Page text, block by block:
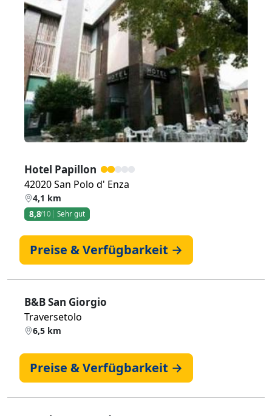
Zurück
Hotel Papillon
42020 San Polo d' Enza
4,1 km
8,8/10 Sehr gut
Preise & Verfügbarkeit →
B&B San Giorgio
Traversetolo
6,5 km
Preise & Verfügbarkeit →